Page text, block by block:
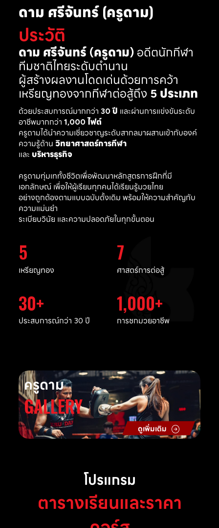
ดาม ศรีจันทร์ (ครูดาม)
ประวัติ
ดาม ศรีจันทร์ (ครูดาม)อดีตนักกีฬา
ทีมชาติไทยระดับตำนาน
ผู้สร้างผลงานโดดเด่นด้วยการคว้า
เหรียญทองจากกีฬาต่อสู้ถึง 5 ประเภท
ด้วยประสบการณ์มากกว่า 30 ปี และผ่านการแข่งขันระดับ
อาชีพมากกว่า 1,000 ไฟต์
ครูดามได้นำความเชี่ยวชาญระดับสากลมาผสานเข้ากับองค์
ความรู้ด้าน วิทยาศาสตร์การกีฬา
และ บริหารธุรกิจ
ครูดามทุ่มเททั้งชีวิตเพื่อพัฒนาหลักสูตรการฝึกที่มี
เอกลักษณ์ เพื่อให้ผู้เรียนทุกคนได้เรียนรู้มวยไทย
อย่างถูกต้องตามแบบฉบับดั้งเดิม พร้อมให้ความสำคัญกับ
ความแม่นยำ
ระเบียบวินัย และความปลอดภัยในทุกขั้นตอน
5
เหรียญทอง
7
ศาสตร์การต่อสู้
30
ประสบการณ์กว่า 30 ปี
1,000
การชกมวยอาชีพ
ครูดาม
GALLERY
ดูเพิ่มเติม
โปรแกรม
ตารางเรียนและราคา